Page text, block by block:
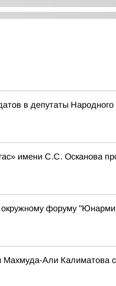
в депутаты
имени С.С. Осканова
окружному форуму
Али Калиматова